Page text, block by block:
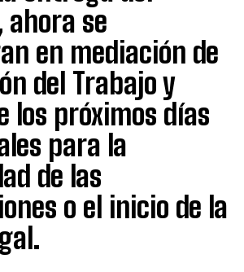
se
en mediación de
del Trabajo y
los próximos días
para la
de las
o el inicio de la